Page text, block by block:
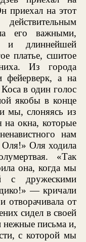
приехал на этот
его важными,
и длиннейшей
платье, сшитое
Из города
фейерверк, а на
в один голос
якобы в конце
мы, слоняясь из
на окна, которые
нам
Оля!» Оля ходила
«Так
она, когда мы
с дружескими
— кричали
от
сидел в своей
нежные письма и,
с которой мы